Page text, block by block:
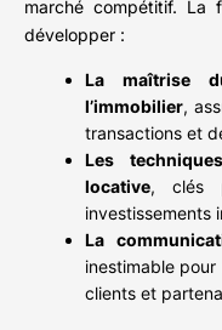
marché compétitif. La
développer :
La maîtrise
l’immobilier,
transactions et
Les
locative, clés
investissements
La
inestimable
clients et